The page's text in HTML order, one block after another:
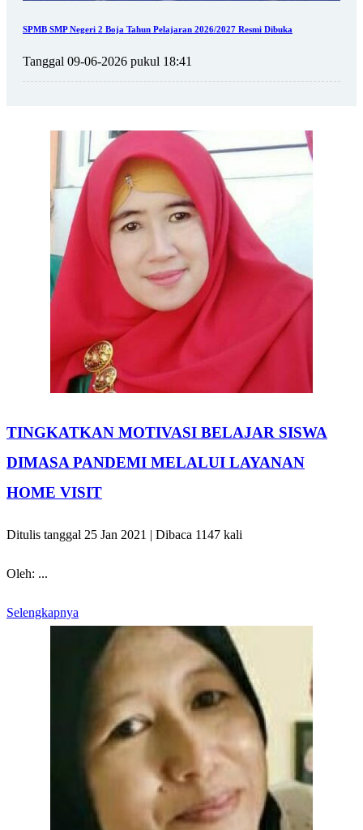
SPMB SMP Negeri 2 Boja Tahun Pelajaran 2026/2027 Resmi Dibuka
Tanggal 09-06-2026 pukul 18:41
TINGKATKAN MOTIVASI BELAJAR SISWA
DIMASA PANDEMI MELALUI LAYANAN
HOME VISIT
Ditulis tanggal 25 Jan 2021 | Dibaca 1147 kali
Oleh: ...
Selengkapnya